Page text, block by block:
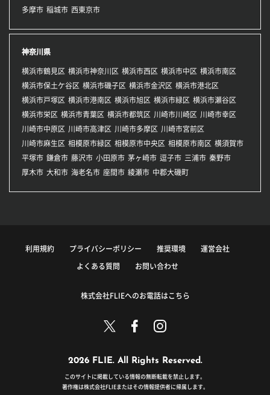
多摩市 稲城市 西東京市
神奈川県
横浜市鶴見区 横浜市神奈川区 横浜市西区 横浜市中区 横浜市南区
横浜市保土ケ谷区 横浜市磯子区 横浜市金沢区 横浜市港北区
横浜市戸塚区 横浜市港南区 横浜市旭区 横浜市緑区 横浜市瀬谷区
横浜市栄区 横浜市青葉区 横浜市都筑区 川崎市川崎区
川崎市幸区
川崎市中原区
川崎市高津区 川崎市多摩区
川崎市宮前区
川崎市麻生区 相模原市緑区 相模原市中央区 相模原市南区 横須賀市
平塚市 鎌倉市 藤沢市 小田原市 茅ヶ崎市 逗子市 三浦市 秦野市
厚木市 大和市 海老名市 座間市 綾瀬市 中郡大磯町
利用規約 プライバシーポリシー 推奨環境 運営会社
よくある質問 お問い合わせ
株式会社FLIEへのお電話はこちら
2026 FLIE. All Rights Reserved.
このサイトに掲載している情報の無断転載を禁止します。
著作権は株式会社FLIEまたはその情報提供者に帰属します。